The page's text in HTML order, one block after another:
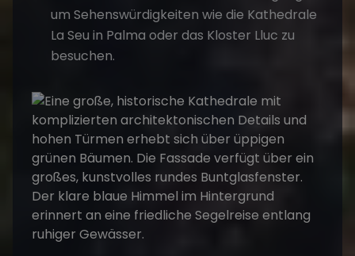
um Sehenswürdigkeiten wie die Kathedrale
La Seu in Palma oder das Kloster Lluc zu
besuchen.